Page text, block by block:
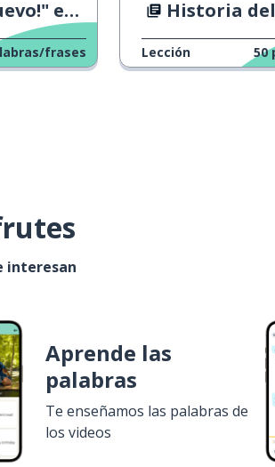
el mundo
frases
Historia del Día
Lección 50
interesan
Aprende las
palabras
Te enseñamos las palabras de
los videos